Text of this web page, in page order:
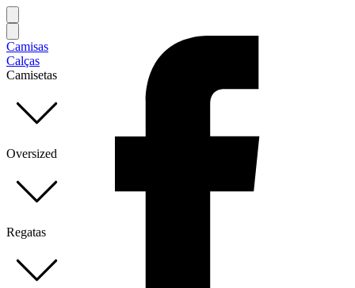
Camisas
Calças
Camisetas
Oversized
Regatas